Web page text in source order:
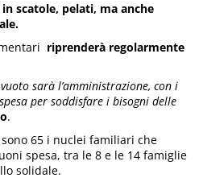
scatole, pelati, ma anche
riprenderà regolarmente
sarà l’amministrazione, con i
per soddisfare i bisogni delle
.
65 i nuclei familiari che
spesa, tra le 8 e le 14 famiglie
solidale.